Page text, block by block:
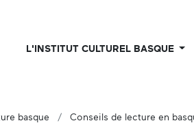
L'INSTITUT CULTUREL BASQUE
basque Conseils de lecture en